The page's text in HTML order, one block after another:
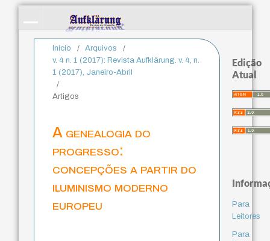
Início / Arquivos
/
v. 4 n. 1 (2017): Revista Aufklärung. v. 4, n.
1 (2017), Janeiro-Abril
/
Artigos
A genealogia do
progresso:
concepções a partir do
iluminismo moderno
europeu
Edição
Atual
Para
Leitores
Para